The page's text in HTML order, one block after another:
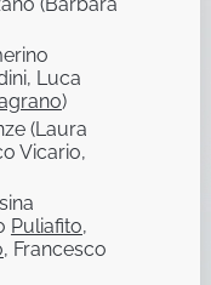
Luca
)
(Laura
Vicario,
Puliafito,
, Francesco